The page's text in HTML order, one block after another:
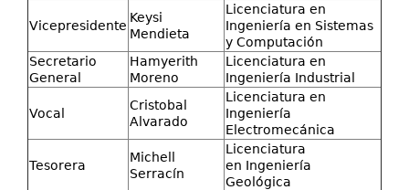
Vicepresidente
Keysi
Mendieta
Licenciatura en
Ingeniería en Sistemas
y Computación
Secretario
General
Hamyerith
Moreno
Licenciatura en
Ingeniería Industrial
Vocal
Cristobal
Alvarado
Licenciatura en
Ingeniería
Electromecánica
Tesorera
Michell
Serracín
Licenciatura
en Ingeniería
Geológica